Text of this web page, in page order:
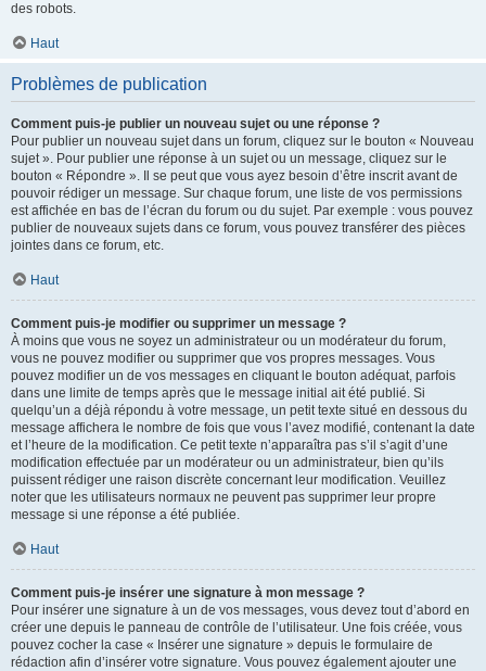
des robots.
Haut
Problèmes de publication
Comment puis-je publier un nouveau sujet ou une réponse ?
Pour publier un nouveau sujet dans un forum, cliquez sur le bouton « Nouveau
sujet ». Pour publier une réponse à un sujet ou un message, cliquez sur le
bouton « Répondre ». Il se peut que vous ayez besoin d’être inscrit avant de
pouvoir rédiger un message. Sur chaque forum, une liste de vos permissions
est affichée en bas de l’écran du forum ou du sujet. Par exemple : vous pouvez
publier de nouveaux sujets dans ce forum, vous pouvez transférer des pièces
jointes dans ce forum, etc.
Haut
Comment puis-je modifier ou supprimer un message ?
À moins que vous ne soyez un administrateur ou un modérateur du forum,
vous ne pouvez modifier ou supprimer que vos propres messages. Vous
pouvez modifier un de vos messages en cliquant le bouton adéquat, parfois
dans une limite de temps après que le message initial ait été publié. Si
quelqu’un a déjà répondu à votre message, un petit texte situé en dessous du
message affichera le nombre de fois que vous l’avez modifié, contenant la date
et l’heure de la modification. Ce petit texte n’apparaîtra pas s’il s’agit d’une
modification effectuée par un modérateur ou un administrateur, bien qu’ils
puissent rédiger une raison discrète concernant leur modification. Veuillez
noter que les utilisateurs normaux ne peuvent pas supprimer leur propre
message si une réponse a été publiée.
Haut
Comment puis-je insérer une signature à mon message ?
Pour insérer une signature à un de vos messages, vous devez tout d’abord en
créer une depuis le panneau de contrôle de l’utilisateur. Une fois créée, vous
pouvez cocher la case « Insérer une signature » depuis le formulaire de
rédaction afin d’insérer votre signature. Vous pouvez également ajouter une